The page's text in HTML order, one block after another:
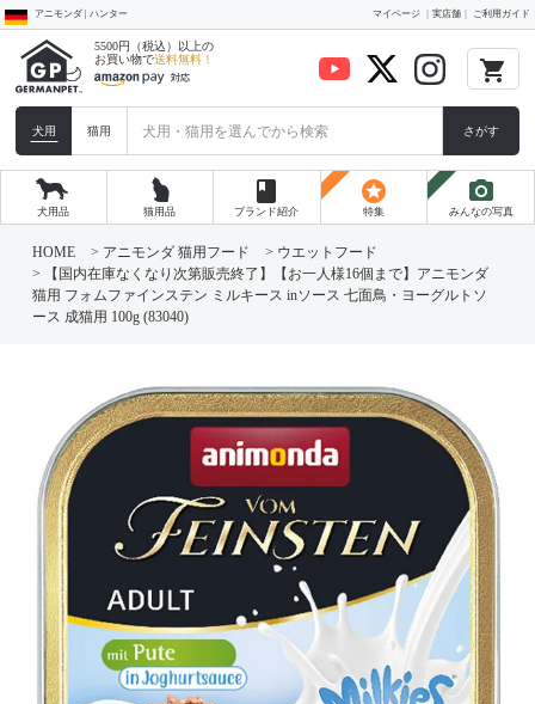
アニモンダ | ハンター マイページ 実店舗 ご利用ガイド
5500円（税込）以上の
お買い物で送料無料！ local_grocery_store
犬用 猫用 さがす
犬用品 猫用品
book
ブランド紹介
stars
特集
photo_camera
みんなの写真
HOME アニモンダ 猫用フード
ウエットフード
【国内在庫なくなり次第販売終了】【お一人様16個まで】アニモンダ
猫用 フォムファインステン ミルキース inソース 七面鳥・ヨーグルトソ
ース 成猫用 100g (83040)